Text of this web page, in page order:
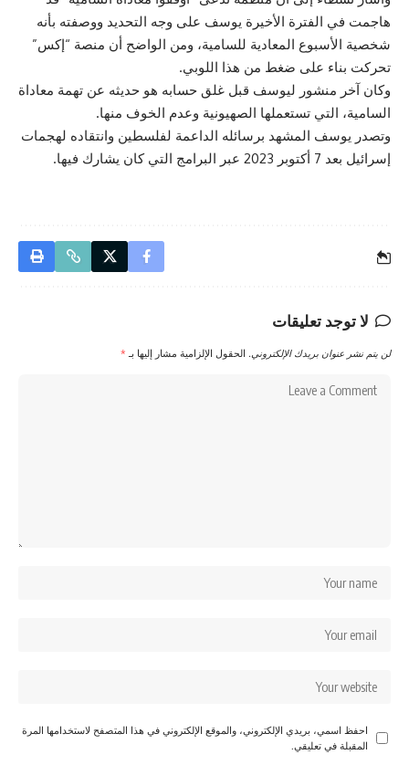
هاجمت في الفترة الأخيرة يوسف على وجه التحديد ووصفته بأنه
شخصية الأسبوع المعادية للسامية، ومن الواضح أن منصة “إكس”
تحركت بناء على ضغط من هذا اللوبي.
وكان آخر منشور ليوسف قبل غلق حسابه هو حديثه عن تهمة معاداة
السامية، التي تستعملها الصهيونية وعدم الخوف منها.
وتصدر يوسف المشهد برسائله الداعمة لفلسطين وانتقاده لهجمات
إسرائيل بعد 7 أكتوبر 2023 عبر البرامج التي كان يشارك فيها.
لا توجد تعليقات
لن يتم نشر عنوان بريدك الإلكتروني. الحقول الإلزامية مشار إليها بـ *
احفظ اسمي، بريدي الإلكتروني، والموقع الإلكتروني في هذا المتصفح لاستخدامها المرة
المقبلة في تعليقي.